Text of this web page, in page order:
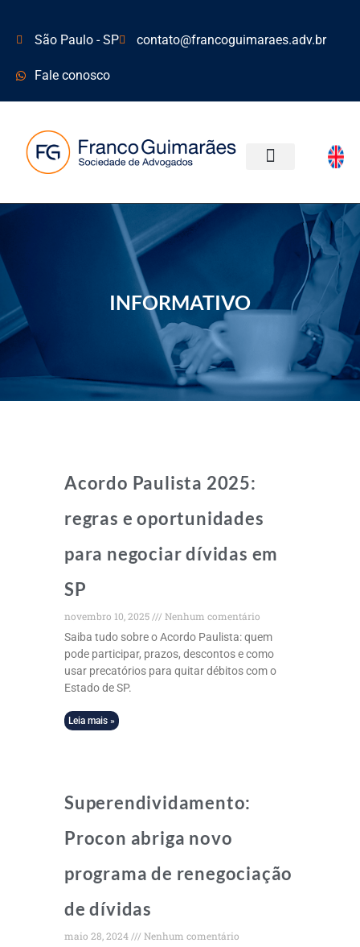
São Paulo - SP contato@francoguimaraes.adv.br
Fale conosco
INFORMATIVO
Acordo Paulista 2025:
regras e oportunidades
para negociar dívidas em
SP
novembro 10, 2025
Nenhum comentário
Saiba tudo sobre o Acordo Paulista: quem
pode participar, prazos, descontos e como
usar precatórios para quitar débitos com o
Estado de SP.
Leia mais »
Superendividamento:
Procon abriga novo
programa de renegociação
de dívidas
maio 28, 2024
Nenhum comentário